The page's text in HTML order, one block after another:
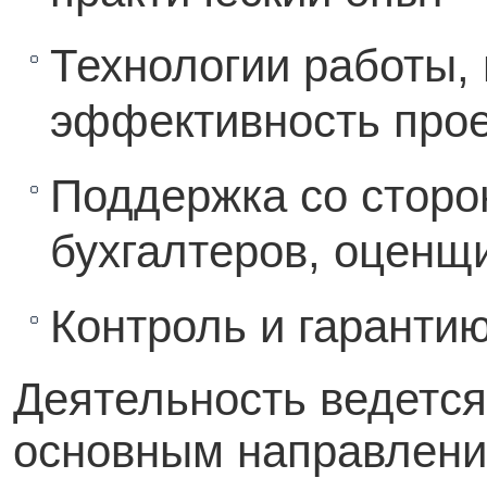
Технологии
эффективность
Поддержка со
бухгалтеров,
Контроль и
Деятельность
основным